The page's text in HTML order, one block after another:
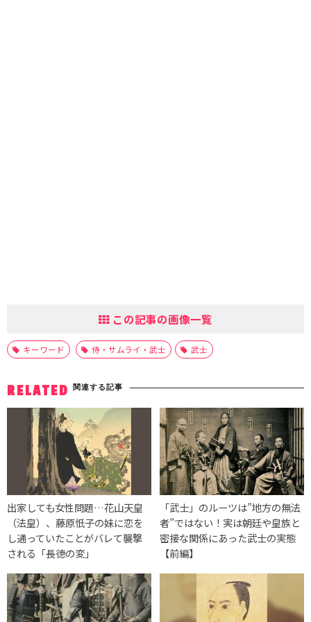
この記事の画像一覧
キーワード 侍・サムライ・武士 武士
RELATED 関連する記事
出家しても女性問題…花山天皇
（法皇）、藤原忯子の妹に恋を
し通っていたことがバレて襲撃
される「長徳の変」
「武士」のルーツは”地方の無法
者”ではない！実は朝廷や皇族と
密接な関係にあった武士の実態
【前編】